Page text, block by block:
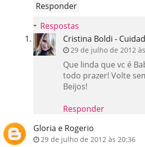
Responder
Respostas
Cristina Boldi -
29 de julho de 2012
Que linda que vc é
todo prazer! Volte
Beijos!
Responder
Gloria e Rogerio
29 de julho de 2012 às 20:36